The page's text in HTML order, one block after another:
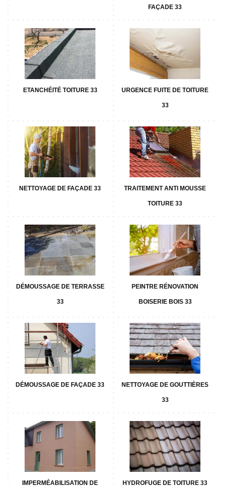
FAÇADE 33
ETANCHÉITÉ TOITURE 33 URGENCE FUITE DE TOITURE
33
NETTOYAGE DE FAÇADE 33 TRAITEMENT ANTI MOUSSE
TOITURE 33
DÉMOUSSAGE DE TERRASSE
33
PEINTRE RÉNOVATION
BOISERIE BOIS 33
DÉMOUSSAGE DE FAÇADE 33 NETTOYAGE DE GOUTTIÈRES
33
IMPERMÉABILISATION DE HYDROFUGE DE TOITURE 33